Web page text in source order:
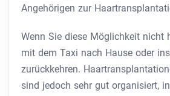
Angehörigen zur
Wenn Sie diese Möglichkeit nicht
mit dem Taxi nach Hause oder
zurückkehren.
sind jedoch sehr gut organisiert,